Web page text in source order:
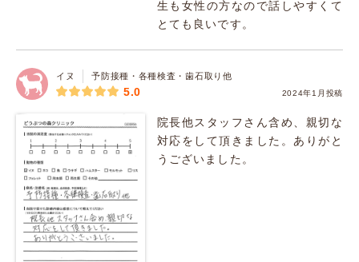
生も女性の方なので話しやすくて
とても良いです。
イヌ 予防接種・各種検査・歯石取り他
2024年1月投稿
5.0
院長他スタッフさん含め、親切な
対応をして頂きました。ありがと
うございました。